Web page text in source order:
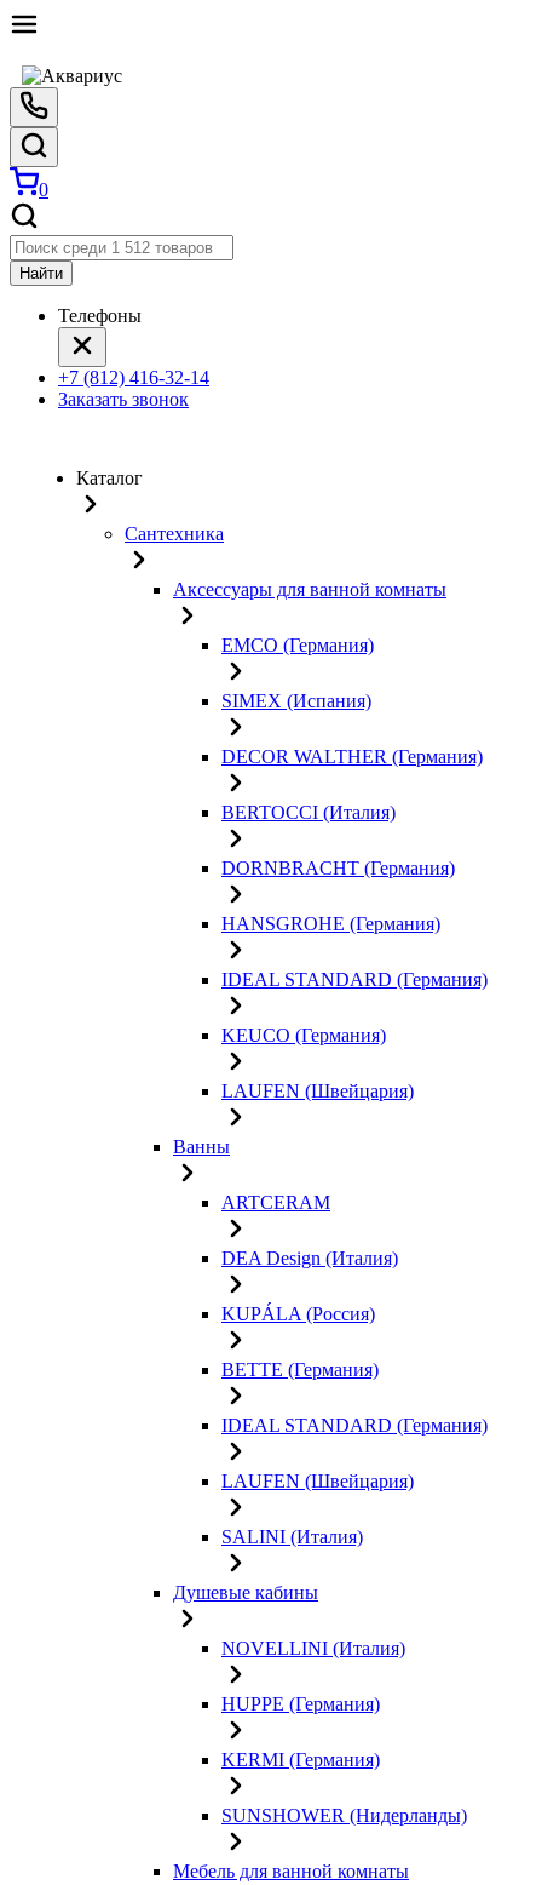
0
Найти
Телефоны
+7 (812) 416-32-14
Заказать звонок
Каталог
Сантехника
Аксессуары для ванной комнаты
EMCO (Германия)
SIMEX (Испания)
DECOR WALTHER (Германия)
BERTOCCI (Италия)
DORNBRACHT (Германия)
HANSGROHE (Германия)
IDEAL STANDARD (Германия)
KEUCO (Германия)
LAUFEN (Швейцария)
Ванны
ARTCERAM
DEA Design (Италия)
KUPÁLA (Россия)
BETTE (Германия)
IDEAL STANDARD (Германия)
LAUFEN (Швейцария)
SALINI (Италия)
Душевые кабины
NOVELLINI (Италия)
HUPPE (Германия)
KERMI (Германия)
SUNSHOWER (Нидерланды)
Мебель для ванной комнаты